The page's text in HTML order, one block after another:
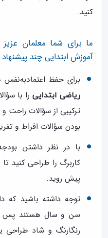
کنید.
ما برای شما معلمان
آموزش ابتدایی چند پیشنهاد
برای حفظ
ریاضی ابتدایی را با
ترکیبی از سؤالات
بودن سؤالات افراط و
با در نظر داشتن
کاربرگ را طراحی کنید
پیش روید.
توجه داشته باشید که
سن و سال هستند
رنگارنگ و شاد طراحی